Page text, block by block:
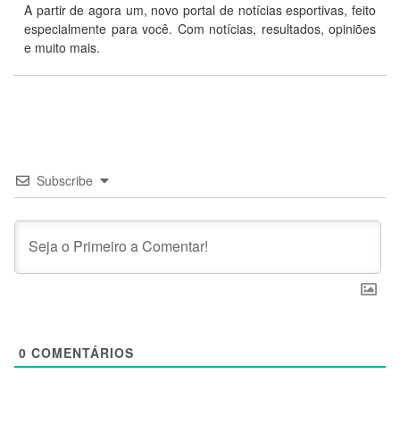
A partir de agora um, novo portal de notícias esportivas, feito
especialmente para você. Com notícias, resultados, opiniões
e muito mais.
Subscribe
0 COMENTÁRIOS